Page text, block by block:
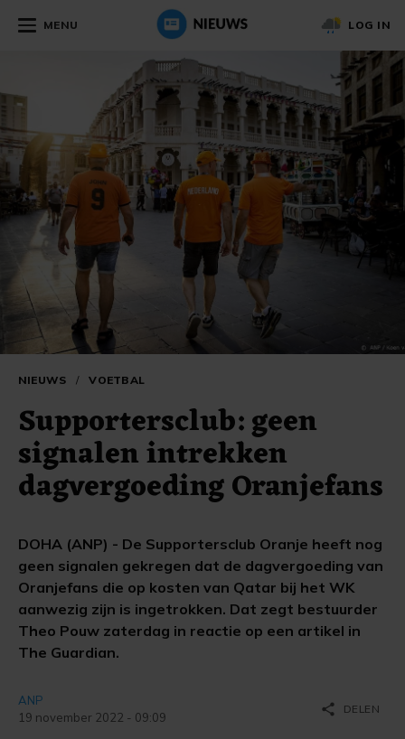
MENU LOG IN
NIEUWS / VOETBAL
Supportersclub: geen
signalen intrekken
dagvergoeding Oranjefans
DOHA (ANP) - De Supportersclub Oranje heeft nog
geen signalen gekregen dat de dagvergoeding van
Oranjefans die op kosten van Qatar bij het WK
aanwezig zijn is ingetrokken. Dat zegt bestuurder
Theo Pouw zaterdag in reactie op een artikel in
The Guardian.
ANP
19 november 2022 - 09:09
share DELEN